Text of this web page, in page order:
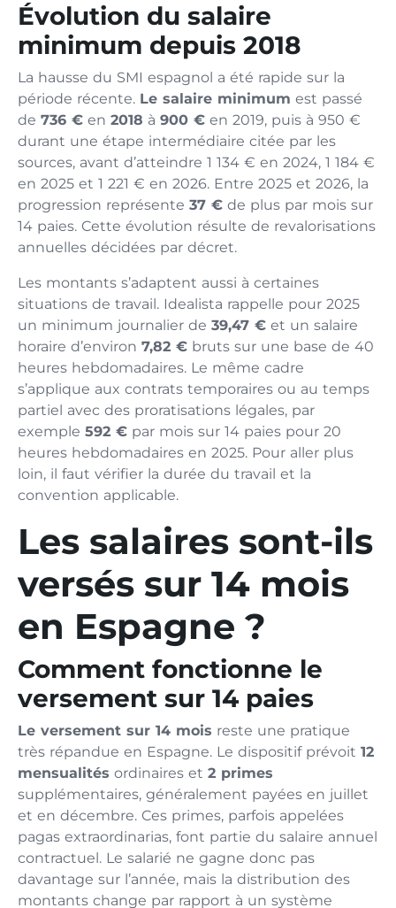
Évolution du salaire
minimum depuis 2018
La hausse du SMI espagnol a été rapide sur la
période récente. Le salaire minimum est passé
de 736 € en 2018 à 900 € en 2019, puis à 950 €
durant une étape intermédiaire citée par les
sources, avant d’atteindre 1 134 € en 2024, 1 184 €
en 2025 et 1 221 € en 2026. Entre 2025 et 2026, la
progression représente 37 € de plus par mois sur
14 paies. Cette évolution résulte de revalorisations
annuelles décidées par décret.
Les montants s’adaptent aussi à certaines
situations de travail. Idealista rappelle pour 2025
un minimum journalier de 39,47 € et un salaire
horaire d’environ 7,82 € bruts sur une base de 40
heures hebdomadaires. Le même cadre
s’applique aux contrats temporaires ou au temps
partiel avec des proratisations légales, par
exemple 592 € par mois sur 14 paies pour 20
heures hebdomadaires en 2025. Pour aller plus
loin, il faut vérifier la durée du travail et la
convention applicable.
Les salaires sont-ils
versés sur 14 mois
en Espagne ?
Comment fonctionne le
versement sur 14 paies
Le versement sur 14 mois reste une pratique
très répandue en Espagne. Le dispositif prévoit 12
mensualités ordinaires et 2 primes
supplémentaires, généralement payées en juillet
et en décembre. Ces primes, parfois appelées
pagas extraordinarias, font partie du salaire annuel
contractuel. Le salarié ne gagne donc pas
davantage sur l’année, mais la distribution des
montants change par rapport à un système